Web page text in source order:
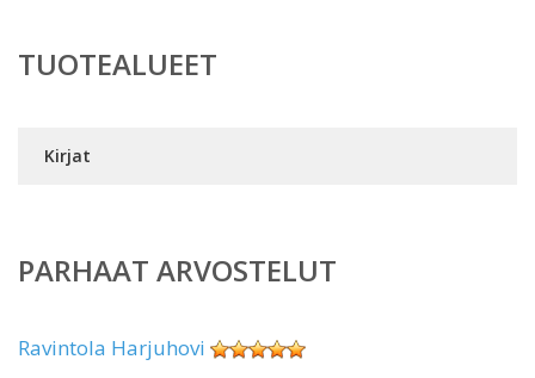
TUOTEALUEET
Kirjat
PARHAAT ARVOSTELUT
Ravintola Harjuhovi